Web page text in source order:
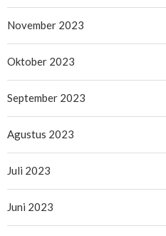
November 2023
Oktober 2023
September 2023
Agustus 2023
Juli 2023
Juni 2023